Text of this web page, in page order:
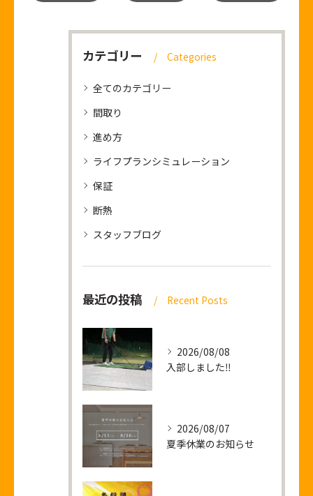
カテゴリー Categories
全てのカテゴリー
間取り
進め方
ライフプランシミュレーション
保証
断熱
スタッフブログ
最近の投稿 Recent Posts
2026/08/08
入部しました‼
2026/08/07
夏季休業のお知らせ